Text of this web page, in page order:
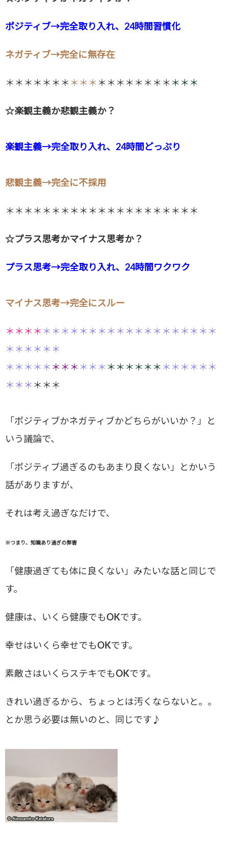
ポジティブ→完全取り入れ、24時間習慣化
ネガティブ→完全に無存在
＊＊＊＊＊＊＊ ＊＊＊ ＊＊＊＊＊＊＊＊ ＊＊＊
☆楽観主義か悲観主義か？
楽観主義→完全取り入れ、24時間どっぷり
悲観主義→完全に不採用
＊＊＊＊＊＊＊＊＊＊＊＊＊＊＊＊＊＊＊＊＊
☆プラス思考かマイナス思考か？
プラス思考→完全取り入れ、24時間ワクワク
マイナス思考→完全にスルー
＊＊＊ ＊ ＊＊＊＊＊＊＊＊＊ ＊＊＊＊＊＊＊＊ ＊＊
＊＊＊ ＊ ＊＊
＊＊ ＊＊＊ ＊＊＊ ＊ ＊＊ ＊＊ ＊＊＊＊ ＊＊ ＊ ＊＊ ＊
＊＊＊ ＊＊＊
「ポジティブかネガティブかどちらがいいか？」と
いう議論で、
「ポジティブ過ぎるのもあまり良くない」とかいう
話がありますが、
それは考え過ぎなだけで、
※つまり、知識あり過ぎの弊害
「健康過ぎても体に良くない」みたいな話と同じで
す。
健康は、いくら健康でもOKです。
幸せはいくら幸せでもOKです。
素敵さはいくらステキでもOKです。
きれい過ぎるから、ちょっとは汚くならないと。。
とか思う必要は無いのと、同じです♪